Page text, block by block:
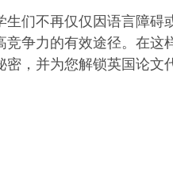
们不再仅仅因语言障碍
争力的有效途径。在这
，并为您解锁英国论文